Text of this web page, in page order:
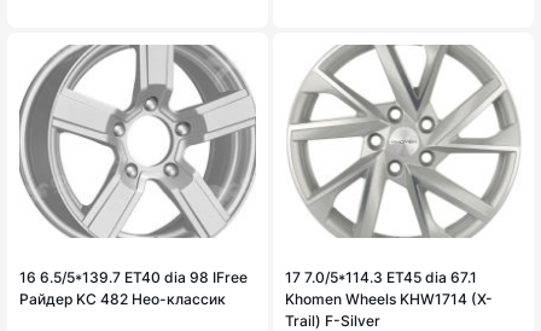
16 6.5/5*139.7 ET40 dia 98 IFree
Райдер KC 482 Нео-классик
17 7.0/5*114.3 ET45 dia 67.1
Khomen Wheels KHW1714 (X-
Trail) F-Silver